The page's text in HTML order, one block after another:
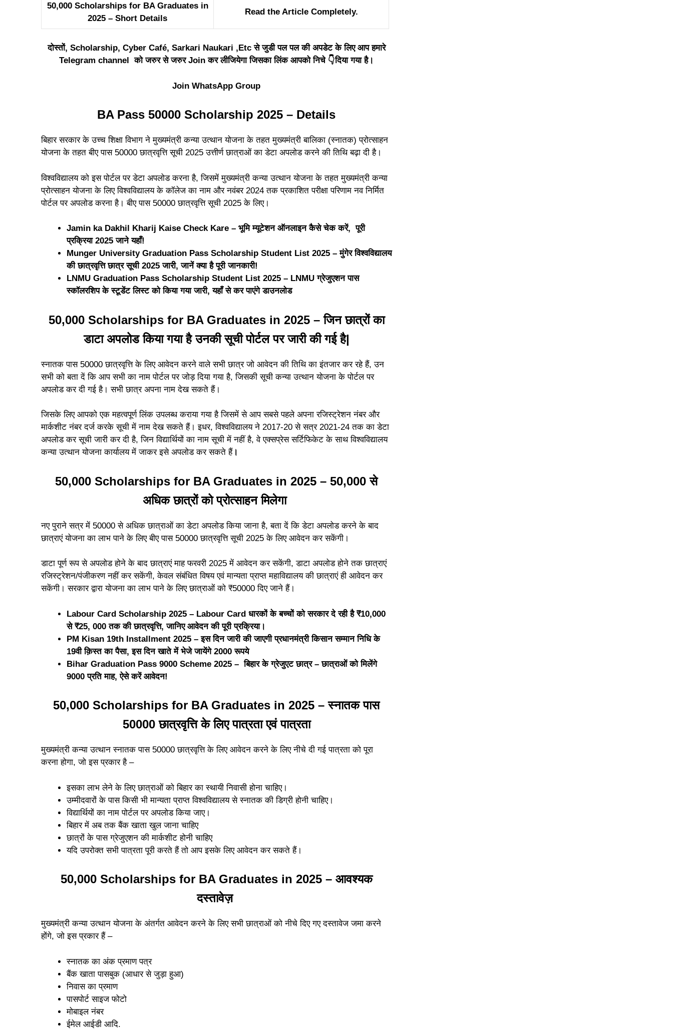
50,000 Scholarships for BA Graduates in
2025 – Short Details
Read the Article Completely.
दोस्तों, Scholarship, Cyber Café, Sarkari Naukari ,Etc से जुडी पल पल की अपडेट के लिए आप हमारे
Telegram channel को जरुर से जरुर Join कर लीजियेगा जिसका लिंक आपको निचे 👇दिया गया है।
Join WhatsApp Group
BA Pass 50000 Scholarship 2025 – Details
बिहार सरकार के उच्च शिक्षा विभाग ने मुख्यमंत्री कन्या उत्थान योजना के तहत मुख्यमंत्री बालिका (स्नातक) प्रोत्साहन
योजना के तहत बीए पास 50000 छात्रवृत्ति सूची 2025 उत्तीर्ण छात्राओं का डेटा अपलोड करने की तिथि बढ़ा दी है।
विश्वविद्यालय को इस पोर्टल पर डेटा अपलोड करना है, जिसमें मुख्यमंत्री कन्या उत्थान योजना के तहत मुख्यमंत्री कन्या
प्रोत्साहन योजना के लिए विश्वविद्यालय के कॉलेज का नाम और नवंबर 2024 तक प्रकाशित परीक्षा परिणाम नव निर्मित
पोर्टल पर अपलोड करना है। बीए पास 50000 छात्रवृत्ति सूची 2025 के लिए।
Jamin ka Dakhil Kharij Kaise Check Kare – भूमि म्यूटेशन ऑनलाइन कैसे चेक करें, पूरी
प्रक्रिया 2025 जाने यहाँ!
Munger University Graduation Pass Scholarship Student List 2025 – मुंगेर विश्वविद्यालय
की छात्रवृत्ति छात्र सूची 2025 जारी, जानें क्या है पूरी जानकारी!
LNMU Graduation Pass Scholarship Student List 2025 – LNMU ग्रेजुएशन पास
स्कॉलरशिप के स्टूडेंट लिस्ट को किया गया जारी, यहाँ से कर पाएंगे डाउनलोड
50,000 Scholarships for BA Graduates in 2025 – जिन छात्रों का
डाटा अपलोड किया गया है उनकी सूची पोर्टल पर जारी की गई है|
स्नातक पास 50000 छात्रवृत्ति के लिए आवेदन करने वाले सभी छात्र जो आवेदन की तिथि का इंतजार कर रहे हैं, उन
सभी को बता दें कि आप सभी का नाम पोर्टल पर जोड़ दिया गया है, जिसकी सूची कन्या उत्थान योजना के पोर्टल पर
अपलोड कर दी गई है। सभी छात्र अपना नाम देख सकते हैं।
जिसके लिए आपको एक महत्वपूर्ण लिंक उपलब्ध कराया गया है जिसमें से आप सबसे पहले अपना रजिस्ट्रेशन नंबर और
मार्कशीट नंबर दर्ज करके सूची में नाम देख सकते हैं। इधर, विश्वविद्यालय ने 2017-20 से सत्र 2021-24 तक का डेटा
अपलोड कर सूची जारी कर दी है, जिन विद्यार्थियों का नाम सूची में नहीं है, वे एक्सप्रेस सर्टिफिकेट के साथ विश्वविद्यालय
कन्या उत्थान योजना कार्यालय में जाकर इसे अपलोड कर सकते हैं।
50,000 Scholarships for BA Graduates in 2025 – 50,000 से
अधिक छात्रों को प्रोत्साहन मिलेगा
नए पुराने सत्र में 50000 से अधिक छात्राओं का डेटा अपलोड किया जाना है, बता दें कि डेटा अपलोड करने के बाद
छात्राएं योजना का लाभ पाने के लिए बीए पास 50000 छात्रवृत्ति सूची 2025 के लिए आवेदन कर सकेंगी।
डाटा पूर्ण रूप से अपलोड होने के बाद छात्राएं माह फरवरी 2025 में आवेदन कर सकेंगी, डाटा अपलोड होने तक छात्राएं
रजिस्ट्रेशन/पंजीकरण नहीं कर सकेंगी, केवल संबंधित विषय एवं मान्यता प्राप्त महाविद्यालय की छात्राएं ही आवेदन कर
सकेंगी। सरकार द्वारा योजना का लाभ पाने के लिए छात्राओं को ₹50000 दिए जाने हैं।
Labour Card Scholarship 2025 – Labour Card धारकों के बच्चों को सरकार दे रही है ₹10,000
से ₹25, 000 तक की छात्रवृत्ति, जानिए आवेदन की पूरी प्रक्रिया।
PM Kisan 19th Installment 2025 – इस दिन जारी की जाएगी प्रधानमंत्री किसान सम्मान निधि के
19वी क़िस्त का पैसा, इस दिन खाते में भेजे जायेंगे 2000 रूपये
Bihar Graduation Pass 9000 Scheme 2025 – बिहार के ग्रेजुएट छात्र – छात्राओं को मिलेंगे
9000 प्रति माह, ऐसे करें आवेदन!
50,000 Scholarships for BA Graduates in 2025 – स्नातक पास
50000 छात्रवृत्ति के लिए पात्रता एवं पात्रता
मुख्यमंत्री कन्या उत्थान स्नातक पास 50000 छात्रवृत्ति के लिए आवेदन करने के लिए नीचे दी गई पात्रता को पूरा
करना होगा, जो इस प्रकार है –
इसका लाभ लेने के लिए छात्राओं को बिहार का स्थायी निवासी होना चाहिए।
उम्मीदवारों के पास किसी भी मान्यता प्राप्त विश्वविद्यालय से स्नातक की डिग्री होनी चाहिए।
विद्यार्थियों का नाम पोर्टल पर अपलोड किया जाए।
बिहार में अब तक बैंक खाता खुल जाना चाहिए
छात्रों के पास ग्रेजुएशन की मार्कशीट होनी चाहिए
यदि उपरोक्त सभी पात्रता पूरी करते हैं तो आप इसके लिए आवेदन कर सकते हैं।
50,000 Scholarships for BA Graduates in 2025 – आवश्यक
दस्तावेज़
मुख्यमंत्री कन्या उत्थान योजना के अंतर्गत आवेदन करने के लिए सभी छात्राओं को नीचे दिए गए दस्तावेज जमा करने
होंगे, जो इस प्रकार हैं –
स्नातक का अंक प्रमाण पत्र
बैंक खाता पासबुक (आधार से जुड़ा हुआ)
निवास का प्रमाण
पासपोर्ट साइज फोटो
मोबाइल नंबर
ईमेल आईडी आदि.